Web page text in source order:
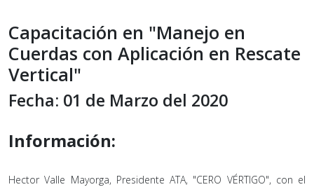
Capacitación en "Manejo en
Cuerdas con Aplicación en Rescate
Vertical"
Fecha: 01 de Marzo del 2020
Información:
Hector Valle Mayorga, Presidente ATA, "CERO VÉRTIGO", con el